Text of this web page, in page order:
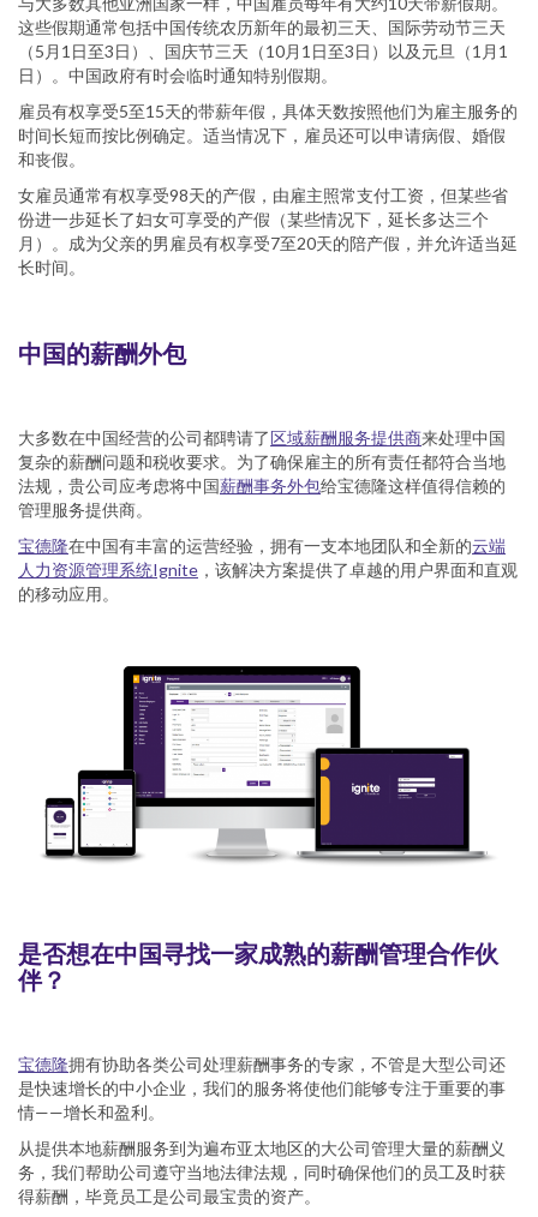
这些假期通常包括中国传统农历新年的最初三天、国际劳动节三天
（5月1日至3日）、国庆节三天（10月1日至3日）以及元旦（1月1
日）。中国政府有时会临时通知特别假期。
雇员有权享受5至15天的带薪年假，具体天数按照他们为雇主服务的
时间长短而按比例确定。适当情况下，雇员还可以申请病假、婚假
和丧假。
女雇员通常有权享受98天的产假，由雇主照常支付工资，但某些省
份进一步延长了妇女可享受的产假（某些情况下，延长多达三个
月）。成为父亲的男雇员有权享受7至20天的陪产假，并允许适当延
长时间。
中国的薪酬外包
大多数在中国经营的公司都聘请了区域薪酬服务提供商来处理中国
复杂的薪酬问题和税收要求。为了确保雇主的所有责任都符合当地
法规，贵公司应考虑将中国薪酬事务外包给宝德隆这样值得信赖的
管理服务提供商。
宝德隆在中国有丰富的运营经验，拥有一支本地团队和全新的云端
人力资源管理系统Ignite ，该解决方案提供了卓越的用户界面和直观
的移动应用。
是否想在中国寻找一家成熟的薪酬管理合作伙
伴？
宝德隆拥有协助各类公司处理薪酬事务的专家，不管是大型公司还
是快速增长的中小企业，我们的服务将使他们能够专注于重要的事
情——增长和盈利。
从提供本地薪酬服务到为遍布亚太地区的大公司管理大量的薪酬义
务，我们帮助公司遵守当地法律法规，同时确保他们的员工及时获
得薪酬，毕竟员工是公司最宝贵的资产。